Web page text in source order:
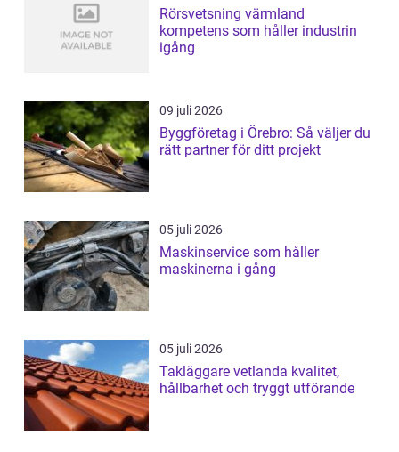
Rörsvetsning värmland
kompetens som håller industrin
igång
09 juli 2026
Byggföretag i Örebro: Så väljer du
rätt partner för ditt projekt
05 juli 2026
Maskinservice som håller
maskinerna i gång
05 juli 2026
Takläggare vetlanda kvalitet,
hållbarhet och tryggt utförande